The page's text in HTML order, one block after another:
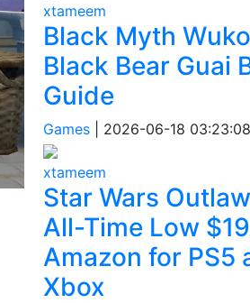
xtameem
Black Myth
Black Bear Guai
Guide
Games| 2026-06-18 03:23:08
xtameem
Star Wars
All-Time Low
Amazon for PS5
Xbox